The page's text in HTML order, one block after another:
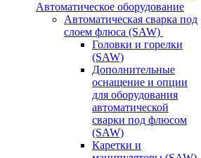
Автоматическое оборудование
Автоматическая сварка под
слоем флюса (SAW)
Головки и горелки
(SAW)
Дополнительные
оснащение и опции
для оборудования
автоматической
сварки под флюсом
(SAW)
Каретки и